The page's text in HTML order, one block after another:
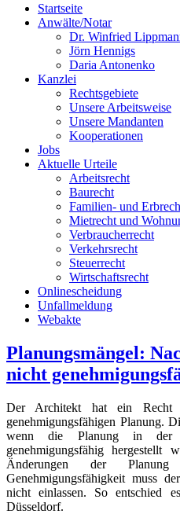
Startseite
Anwälte/Notar
Dr. Winfried
Jörn Hennigs
Daria Antonenko
Kanzlei
Rechtsgebiete
Unsere Arbeitsweise
Unsere Mandanten
Kooperationen
Jobs
Aktuelle Urteile
Arbeitsrecht
Baurecht
Familien- und
Mietrecht und
Verbraucherrecht
Verkehrsrecht
Steuerrecht
Wirtschaftsrecht
Onlinescheidung
Unfallmeldung
Webakte
Planungsmängel:
nicht
Der Architekt hat ein Recht
genehmigungsfähigen Planung.
wenn die Planung in der
genehmigungsfähig hergestellt
Änderungen der
Genehmigungsfähigkeit muss
nicht einlassen. So entschied
Düsseldorf.